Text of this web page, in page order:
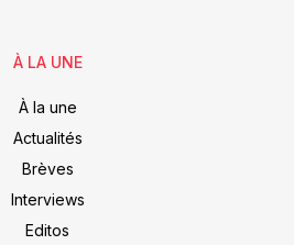
À LA UNE
À la une
Actualités
Brèves
Interviews
Editos